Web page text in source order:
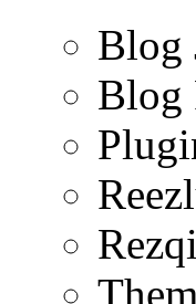
Blog
Blog